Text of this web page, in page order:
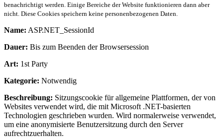
benachrichtigt werden. Einige Bereiche der Website funktionieren dann aber
nicht. Diese Cookies speichern keine personenbezogenen Daten.
Name: ASP.NET_SessionId
Dauer: Bis zum Beenden der Browsersession
Art: 1st Party
Kategorie: Notwendig
Beschreibung: Sitzungscookie für allgemeine Plattformen, der von
Websites verwendet wird, die mit Microsoft .NET-basierten
Technologien geschrieben wurden. Wird normalerweise verwendet,
um eine anonymisierte Benutzersitzung durch den Server
aufrechtzuerhalten.